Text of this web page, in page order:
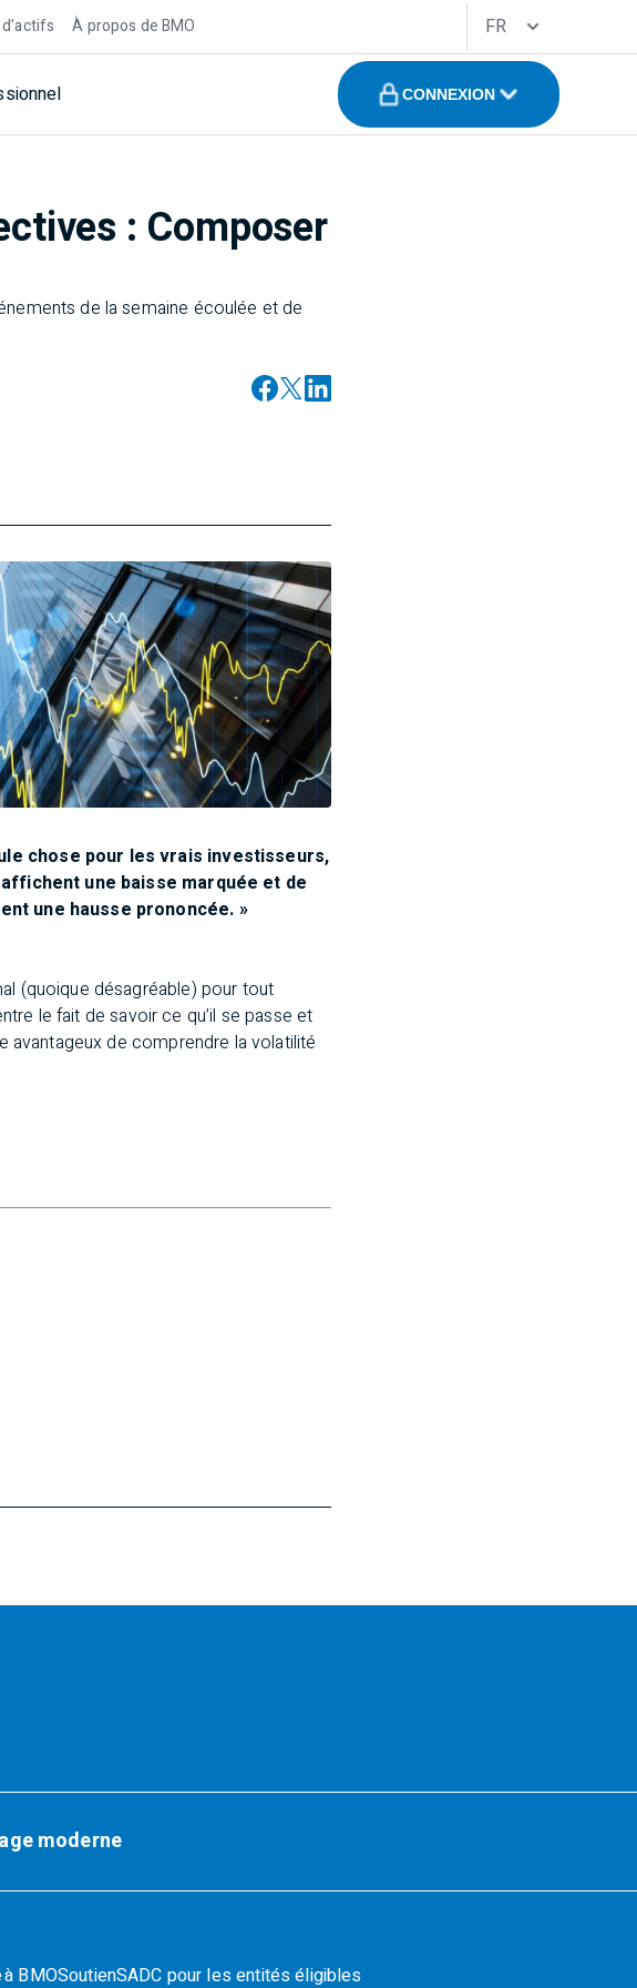
À propos de BMO FR
CONNEXION
: Composer
de la semaine écoulée et de
chose pour les vrais investisseurs,
une baisse marquée et de
une hausse prononcée. »
(quoique désagréable) pour tout
le fait de savoir ce qu’il se passe et
de comprendre la volatilité
moderne
BMOSoutienSADC pour les entités éligibles